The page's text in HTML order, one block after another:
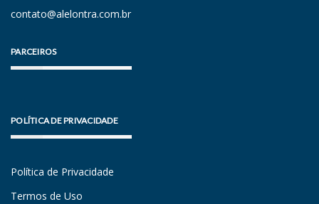
contato@alelontra.com.br
PARCEIROS
POLÍTICA DE PRIVACIDADE
Política de Privacidade
Termos de Uso